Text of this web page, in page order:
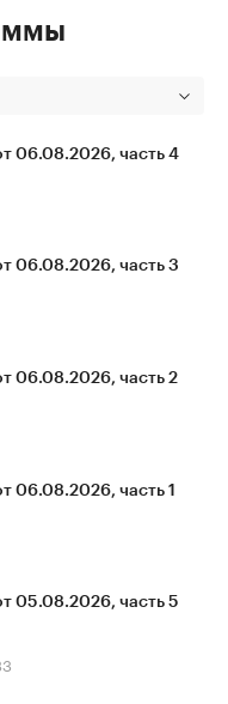
06.08.2026, часть 4
06.08.2026, часть 3
06.08.2026, часть 2
06.08.2026, часть 1
05.08.2026, часть 5